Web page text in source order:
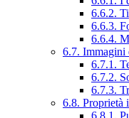
6.6.2.
6.6.3.
6.6.4.
6.7. Immagini
6.7.1.
6.7.2.
6.7.3.
6.8. Proprietà
6.8.1.